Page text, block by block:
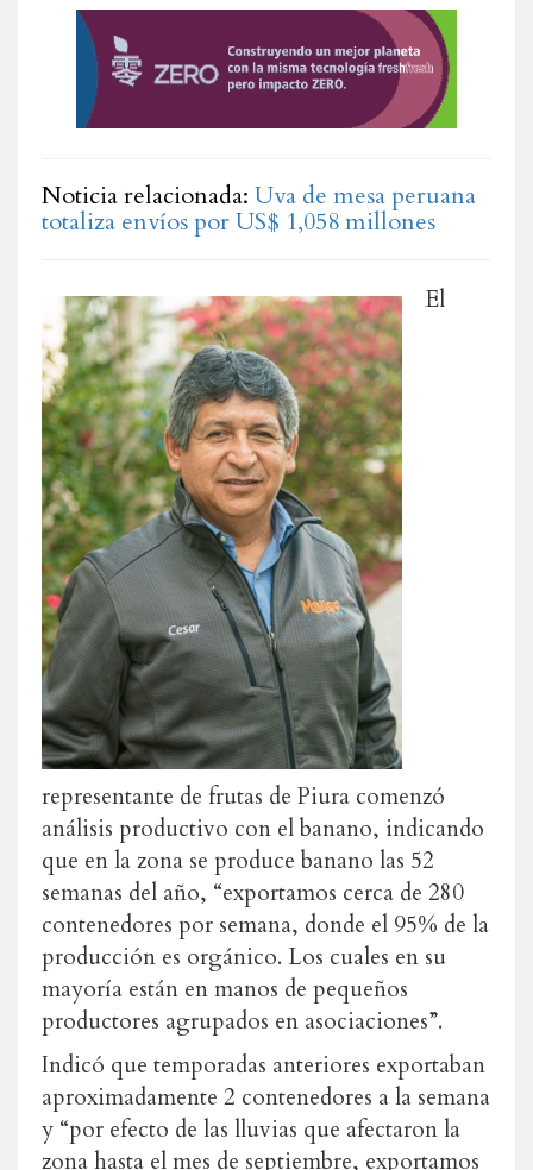
Noticia relacionada: Uva de mesa peruana
totaliza envíos por US$ 1,058 millones
El
representante de frutas de Piura comenzó
análisis productivo con el banano, indicando
que en la zona se produce banano las 52
semanas del año, “exportamos cerca de 280
contenedores por semana, donde el 95% de la
producción es orgánico. Los cuales en su
mayoría están en manos de pequeños
productores agrupados en asociaciones”.
Indicó que temporadas anteriores exportaban
aproximadamente 2 contenedores a la semana
y “por efecto de las lluvias que afectaron la
zona hasta el mes de septiembre, exportamos